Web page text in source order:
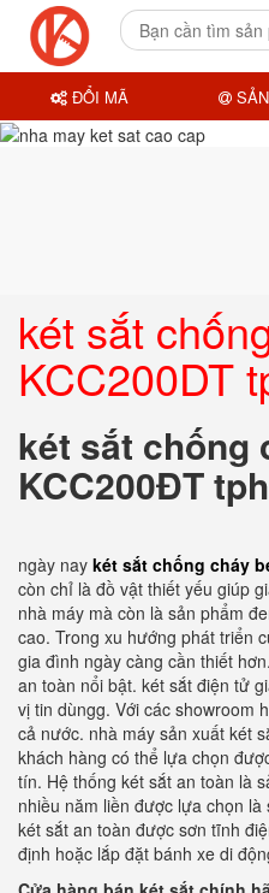
két sắt
KCC200DT
két sắt chống
KCC200ĐT
ngày nay két sắt chống cháy
còn chỉ là đồ vật thiết yếu giúp
nhà máy mà còn là sản phẩm
cao. Trong xu hướng phát triển
gia đình ngày càng cần thiết
an toàn nổi bật. két sắt điện tử
vị tin dùngg. Với các showroom
cả nước. nhà máy sản xuất két
khách hàng có thể lựa chọn
tín. Hệ thống két sắt an toàn là
nhiều năm liền được lựa chọn
két sắt an toàn được sơn tĩnh
định hoặc lắp đặt bánh xe di
ĐỔI MÃ